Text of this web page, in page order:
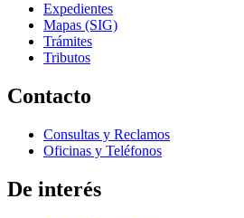
Expedientes
Mapas (SIG)
Trámites
Tributos
Contacto
Consultas y Reclamos
Oficinas y Teléfonos
De interés